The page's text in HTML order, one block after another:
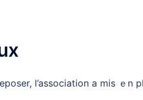
l’association a mis ｅn